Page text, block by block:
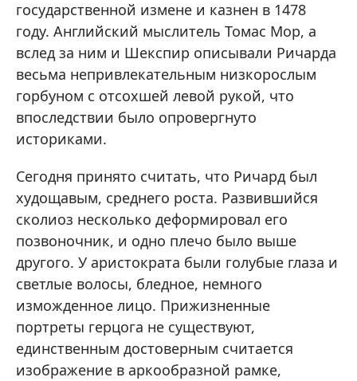
государственной измене и казнен в 1478
году. Английский мыслитель Томас Мор, а
вслед за ним и Шекспир описывали Ричарда
весьма непривлекательным низкорослым
горбуном с отсохшей левой рукой, что
впоследствии было опровергнуто
историками.
Сегодня принято считать, что Ричард был
худощавым, среднего роста. Развившийся
сколиоз несколько деформировал его
позвоночник, и одно плечо было выше
другого. У аристократа были голубые глаза и
светлые волосы, бледное, немного
изможденное лицо. Прижизненные
портреты герцога не существуют,
единственным достоверным считается
изображение в аркообразной рамке,